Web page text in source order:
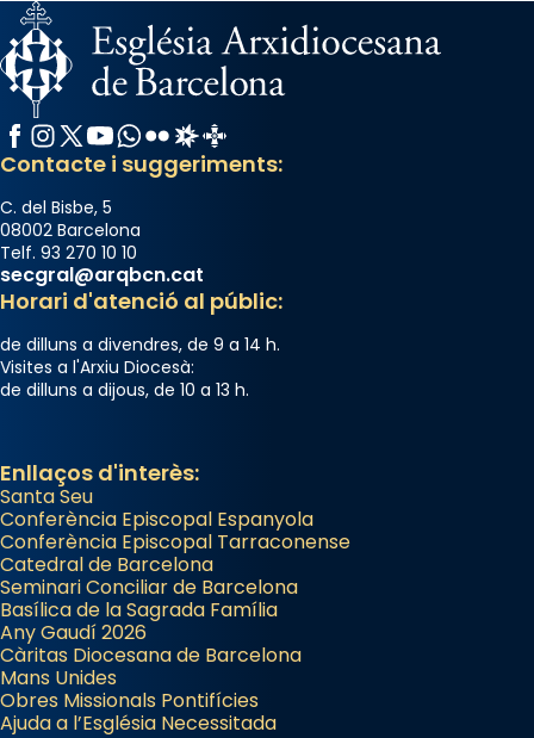
Facebook
Instagram
X / Twitter
YouTube
WhatsApp
FlickrRadio Estel
Catalunya Cristiana
Contacte i suggeriments:
C. del Bisbe, 5
08002 Barcelona
Telf. 93 270 10 10
secgral@arqbcn.cat
Horari d'atenció al públic:
de dilluns a divendres, de 9 a 14 h.
Visites a l'Arxiu Diocesà:
de dilluns a dijous, de 10 a 13 h.
Enllaços d'interès:
Santa Seu
Conferència Episcopal Espanyola
Conferència Episcopal Tarraconense
Catedral de Barcelona
Seminari Conciliar de Barcelona
Basílica de la Sagrada Família
Any Gaudí 2026
Càritas Diocesana de Barcelona
Mans Unides
Obres Missionals Pontifícies
Ajuda a l’Església Necessitada